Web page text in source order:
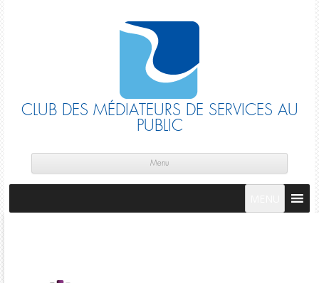
CLUB DES MÉDIATEURS DE SERVICES AU
PUBLIC
Menu